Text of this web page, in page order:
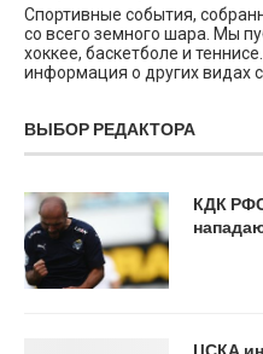
Спортивные события,
со всего земного шара. Мы
хоккее, баскетболе и
информация о других видах
ВЫБОР РЕДАКТОРА
КДК